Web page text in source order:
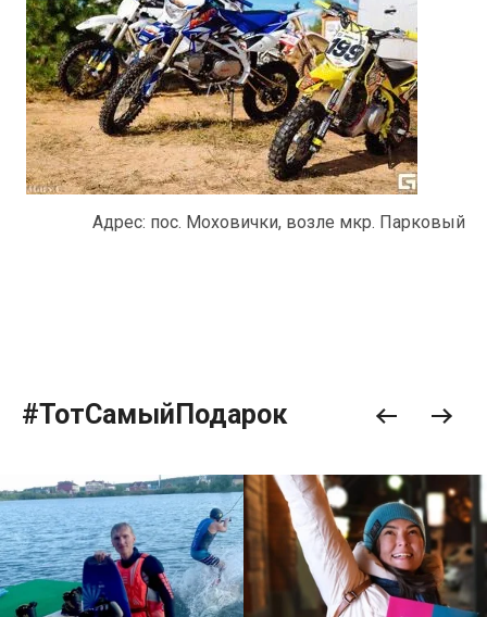
Адрес: пос. Моховички, возле мкр. Парковый
#ТотСамыйПодарок